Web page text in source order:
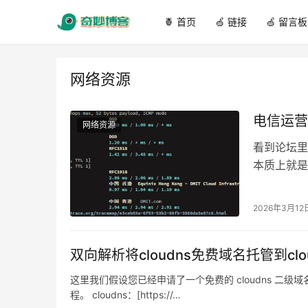
🍍 首页 🍏 链接 🍏 留言板
网络资源
网络资源 电信运
看到论坛
本质上就
2026年3月12
双向解析将cloudns免费域名托管到
这里我们假设您已经申请了一个免费的 cloudns 二级
程。 cloudns：[https://…